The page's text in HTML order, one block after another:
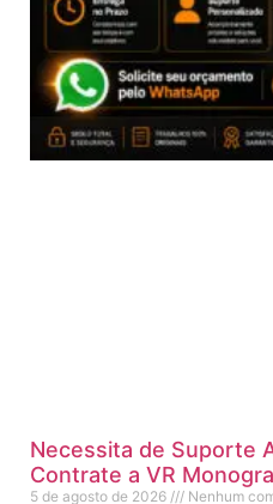
Necessita de Suporte
Contrate a VR
5 de agosto de 2026 Nenhum